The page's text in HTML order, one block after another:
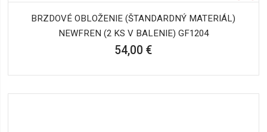
BRZDOVÉ OBLOŽENIE (ŠTANDARDNÝ MATERIÁL)
NEWFREN (2 KS V BALENIE) GF1204
54,00 €